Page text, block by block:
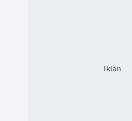
Iklan